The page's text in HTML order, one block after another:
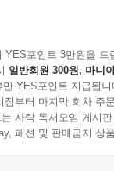
YES포인트 3만원을 드
일반회원 300원, 마니
YES포인트 지급됩니
부터 마지막 회차 주
사락 독서모임 게시
패션 및 판매금지 상